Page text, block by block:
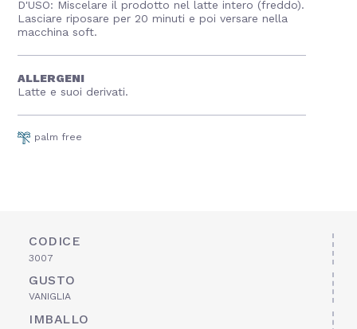
D'USO: Miscelare il prodotto nel latte intero (freddo).
Lasciare riposare per 20 minuti e poi versare nella
macchina soft.
ALLERGENI
Latte e suoi derivati.
palm free
CODICE
3007
GUSTO
VANIGLIA
IMBALLO